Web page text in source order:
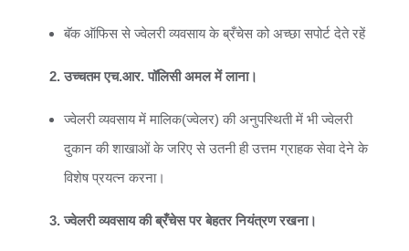
बॅक ऑफिस से ज्वेलरी व्यवसाय के ब्रँचेस को अच्छा सपोर्ट देते रहें
उच्चतम एच.आर. पॉलिसी अमल में लाना।
ज्वेलरी व्यवसाय में मालिक(ज्वेलर) की अनुपस्थिती में भी ज्वेलरी
दुकान की शाखाओं के जरिए से उतनी ही उत्तम ग्राहक सेवा देने के
विशेष प्रयत्न करना।
ज्वेलरी व्यवसाय की ब्रँचेस पर बेहतर नियंत्रण रखना।